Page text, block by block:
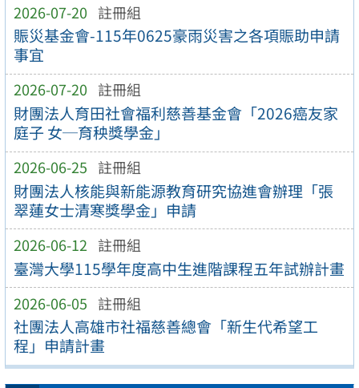
2026-07-20 註冊組
賑災基金會-115年0625豪雨災害之各項賑助申請
事宜
2026-07-20 註冊組
財團法人育田社會福利慈善基金會「2026癌友家
庭子 女─育秧獎學金」
2026-06-25 註冊組
財團法人核能與新能源教育研究協進會辦理「張
翠蓮女士清寒獎學金」申請
2026-06-12 註冊組
臺灣大學115學年度高中生進階課程五年試辦計畫
2026-06-05 註冊組
社團法人高雄市社福慈善總會「新生代希望工
程」申請計畫